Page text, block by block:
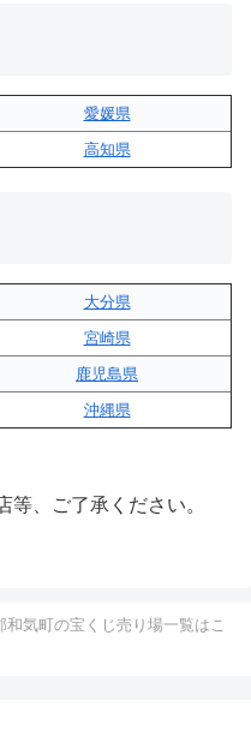
愛媛県
高知県
大分県
宮崎県
鹿児島県
沖縄県
、ご了承ください。
和気町の宝くじ売り場一覧はこ